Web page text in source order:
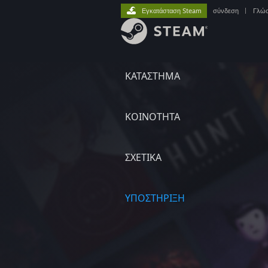
ΚΑΤΑΣΤΗΜΑ
ΚΟΙΝΟΤΗΤΑ
ΣΧΕΤΙΚΆ
ΥΠΟΣΤΗΡΙΞΗ
Εγκατάσταση Steam σύνδεση